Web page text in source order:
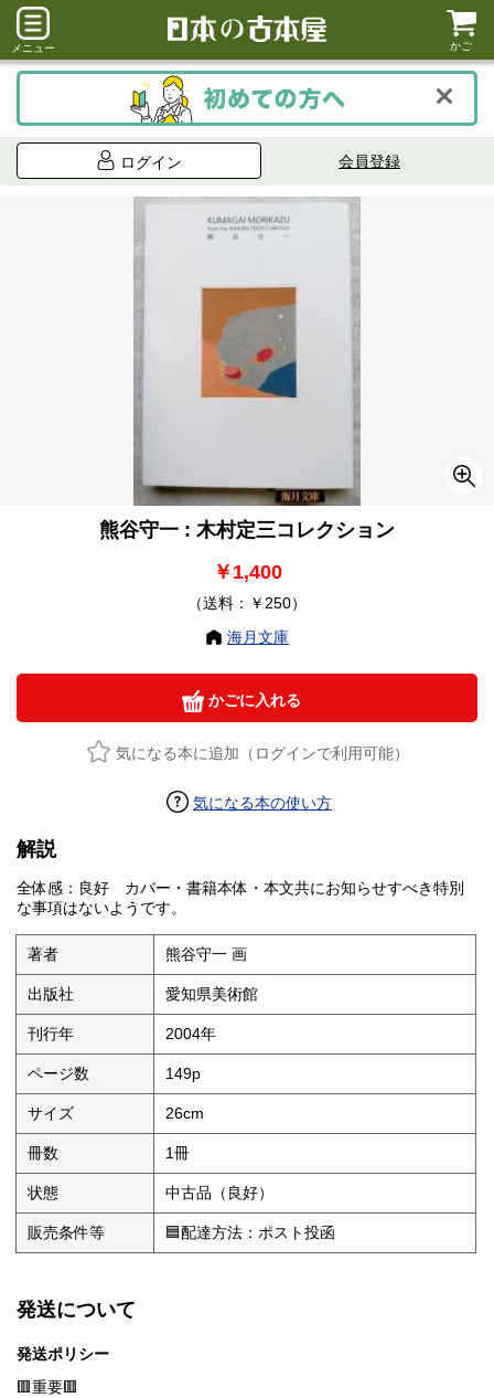
メニュー かご
ログイン 会員登録
熊谷守一 : 木村定三コレクション
￥1,400
（送料：￥250）
海月文庫
かごに入れる
気になる本に追加（ログインで利用可能）
気になる本の使い方
解説
全体感：良好 カバー・書籍本体・本文共にお知らせすべき特別
な事項はないようです。
著者 熊谷守一 画
出版社 愛知県美術館
刊行年 2004年
ページ数 149p
サイズ 26cm
冊数 1冊
状態 中古品（良好）
販売条件等 🟦配達方法：ポスト投函
発送について
発送ポリシー
🟥重要🟥